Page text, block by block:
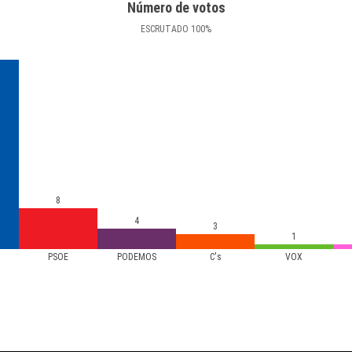
Número de votos
ESCRUTADO 100%
PSOE PODEMOS C's VOX
8
4
3
1